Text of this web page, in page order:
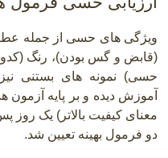
ویژگی های حسی از جمله
(قابض و گس بودن)، رنگ
آموزش دیده و بر پایه آزمون
معنای کیفیت بالاتر) یک روز
دو فرمول بهینه تعیین شد.